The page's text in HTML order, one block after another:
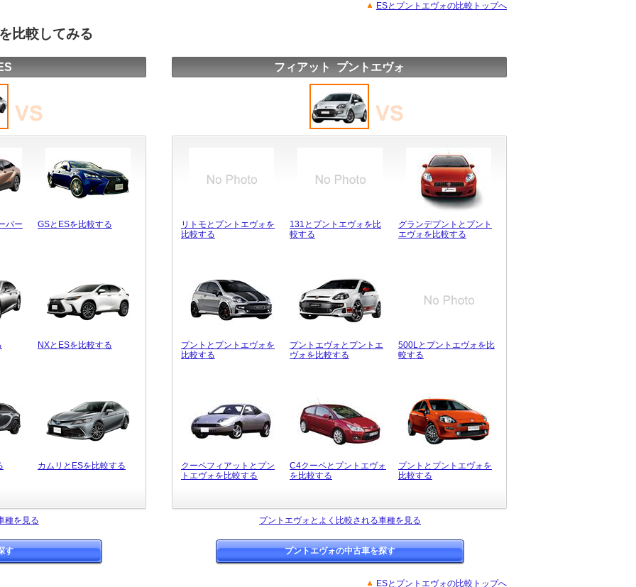
ESとプントエヴォの比較トップへ
比較してみる
バー GSとESを比較する
NXとESを比較する
カムリとESを比較する
フィアット プントエヴォ
リトモとプントエヴォを
比較する
131とプントエヴォを比
較する
グランデプントとプント
エヴォを比較する
プントとプントエヴォを
比較する
プントエヴォとプントエ
ヴォを比較する
500Lとプントエヴォを比
較する
クーペフィアットとプン
トエヴォを比較する
C4クーペとプントエヴォ
を比較する
プントとプントエヴォを
比較する
種を見る プントエヴォとよく比較される車種を見る
す プントエヴォの中古車を探す
ESとプントエヴォの比較トップへ